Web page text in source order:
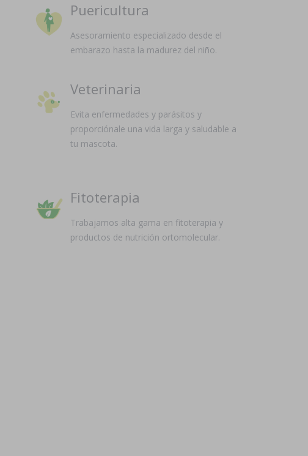
Puericultura
Asesoramiento especializado desde el
embarazo hasta la madurez del niño.
Veterinaria
Evita enfermedades y parásitos y
proporciónale una vida larga y saludable a
tu mascota.
Fitoterapia
Trabajamos alta gama en fitoterapia y
productos de nutrición ortomolecular.